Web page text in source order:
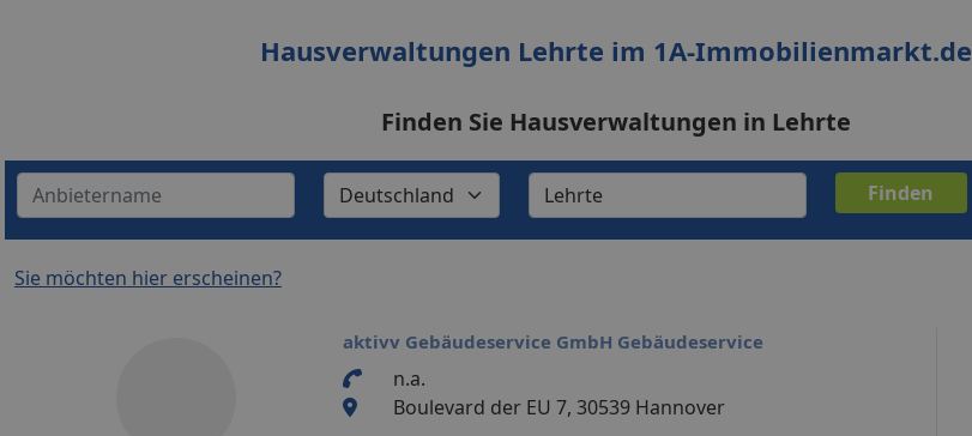
Hausverwaltungen Lehrte im 1A-Immobilienmarkt.de
Finden Sie Hausverwaltungen in Lehrte
Sie möchten hier erscheinen?
aktivv Gebäudeservice GmbH Gebäudeservice
n.a.
Boulevard der EU 7, 30539 Hannover